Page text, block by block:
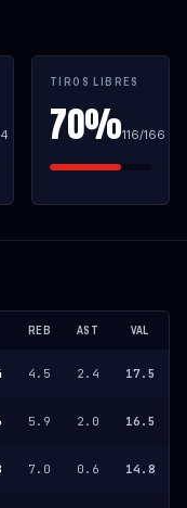
TIROS LIBRES
70%116/166
REB AST VAL
4.5 2.4 17.5
5.9 2.0 16.5
7.0 0.6 14.8